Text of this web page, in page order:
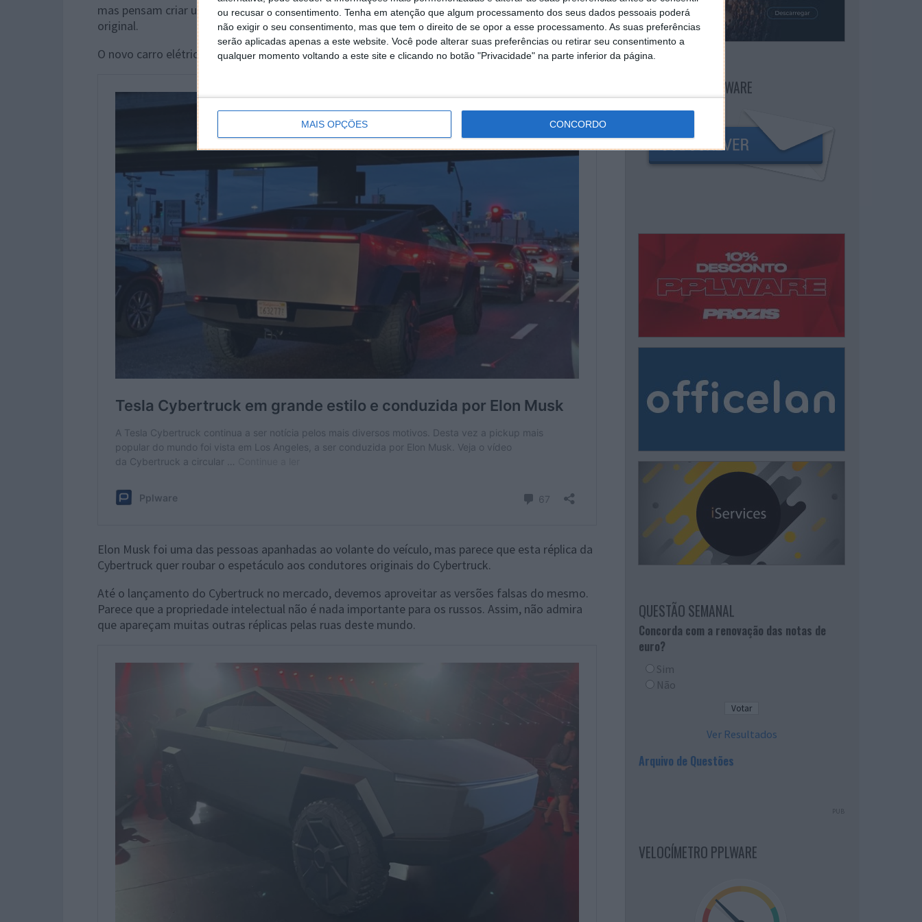
ou recusar o consentimento. Tenha em atenção que algum processamento dos seus dados pessoais poderá
não exigir o seu consentimento, mas que tem o direito de se opor a esse processamento. As suas preferências
serão aplicadas apenas a este website. Você pode alterar suas preferências ou retirar seu consentimento a
qualquer momento voltando a este site e clicando no botão "Privacidade" na parte inferior da página.
MAIS OPÇÕES CONCORDO
mas pensam criar uma versão elétrica no futuro para o tornar ainda mais parecido com o
original.
O novo carro elétrico Cybertruck da Tesla ainda não está à venda, mas já foi avistado a rodar.
Elon Musk foi uma das pessoas apanhadas ao volante do veículo, mas parece que esta réplica da
Cybertruck quer roubar o espetáculo aos condutores originais do Cybertruck.
Até o lançamento do Cybertruck no mercado, devemos aproveitar as versões falsas do mesmo.
Parece que a propriedade intelectual não é nada importante para os russos. Assim, não admira
que apareçam muitas outras réplicas pelas ruas deste mundo.
NEWSLETTER PPLWARE
QUESTÃO SEMANAL
Concorda com a renovação das notas de
euro?
Sim
Não
Ver Resultados
Arquivo de Questões
PUB
VELOCÍMETRO PPLWARE